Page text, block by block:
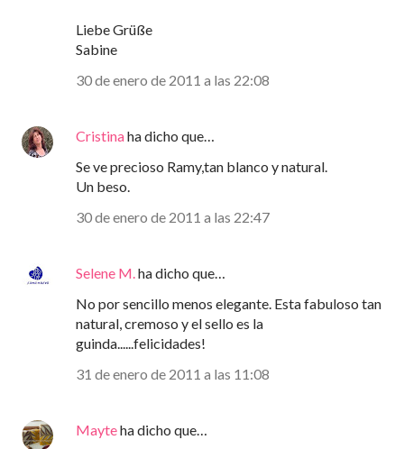
Liebe Grüße
Sabine
30 de enero de 2011 a las 22:08
Cristinaha dicho que…
Se ve precioso Ramy,tan blanco y natural.
Un beso.
30 de enero de 2011 a las 22:47
Selene M.ha dicho que…
No por sencillo menos elegante. Esta fabuloso tan
natural, cremoso y el sello es la
guinda......felicidades!
31 de enero de 2011 a las 11:08
Mayteha dicho que…